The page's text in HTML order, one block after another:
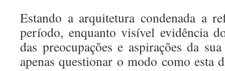
Estando a arquitetura condenada a
período, enquanto visível evidência
das preocupações e aspirações da
apenas questionar o modo como esta